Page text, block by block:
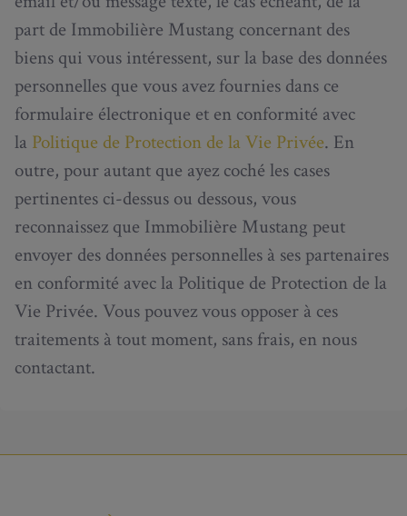
part de Immobilière Mustang concernant des
biens qui vous intéressent, sur la base des données
personnelles que vous avez fournies dans ce
formulaire électronique et en conformité avec
la Politique de Protection de la Vie Privée. En
outre, pour autant que ayez coché les cases
pertinentes ci-dessus ou dessous, vous
reconnaissez que Immobilière Mustang peut
envoyer des données personnelles à ses partenaires
en conformité avec la Politique de Protection de la
Vie Privée. Vous pouvez vous opposer à ces
traitements à tout moment, sans frais, en nous
contactant.